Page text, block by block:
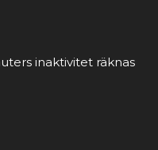
inaktivitet räknas